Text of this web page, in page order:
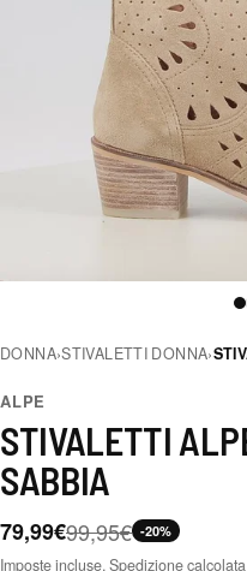
DONNA›STIVALETTI DONNA›
ALPE
STIVALETTI
SABBIA
79,99€99,95€ -20%
Imposte incluse. Spedizione